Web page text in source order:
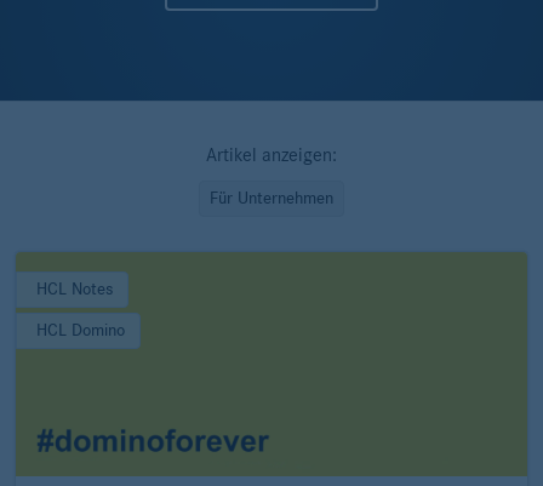
Artikel anzeigen:
Für Unternehmen
HCL Notes
HCL Domino